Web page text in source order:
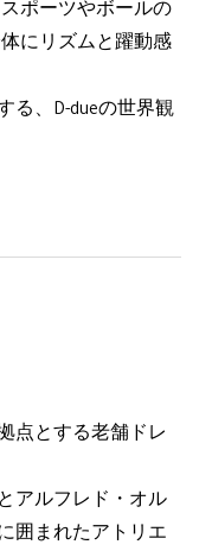
ポーツやボールの
にリズムと躍動感
る、D-dueの世界観
点とする老舗ドレ
アルフレド・オル
囲まれたアトリエ